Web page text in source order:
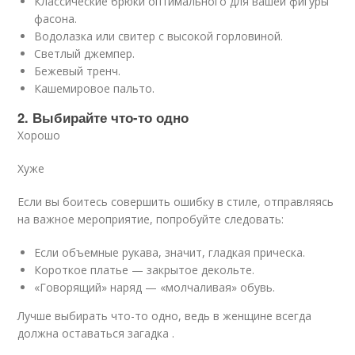
фасона.
Водолазка или свитер с высокой горловиной.
Светлый джемпер.
Бежевый тренч.
Кашемировое пальто.
2. Выбирайте что-то одно
Хорошо
Хуже
Если вы боитесь совершить ошибку в стиле, отправляясь
на важное мероприятие, попробуйте следовать:
Если объемные рукава, значит, гладкая прическа.
Короткое платье — закрытое декольте.
«Говорящий» наряд — «молчаливая» обувь.
Лучше выбирать что-то одно, ведь в женщине всегда
должна оставаться загадка .